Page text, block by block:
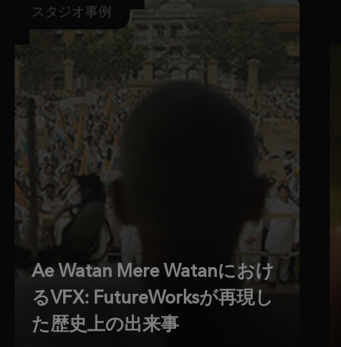
スタジオ事例
Ae Watan Mere Watanにおけ
るVFX: FutureWorksが再現し
た歴史上の出来事